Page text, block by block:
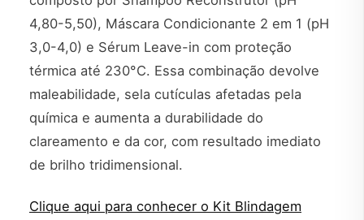
4,80-5,50), Máscara Condicionante 2 em 1 (pH
3,0-4,0) e Sérum Leave-in com proteção
térmica até 230°C. Essa combinação devolve
maleabilidade, sela cutículas afetadas pela
química e aumenta a durabilidade do
clareamento e da cor, com resultado imediato
de brilho tridimensional.
Clique aqui para conhecer o Kit Blindagem